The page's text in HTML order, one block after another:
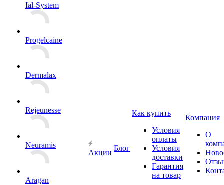
Ial-System
Progelcaine
Dermalax
Rejeunesse
Neuramis
Aragan
Акции
Блог
Как купить
Условия
оплаты
Условия
доставки
Гарантия
на товар
Компания
О